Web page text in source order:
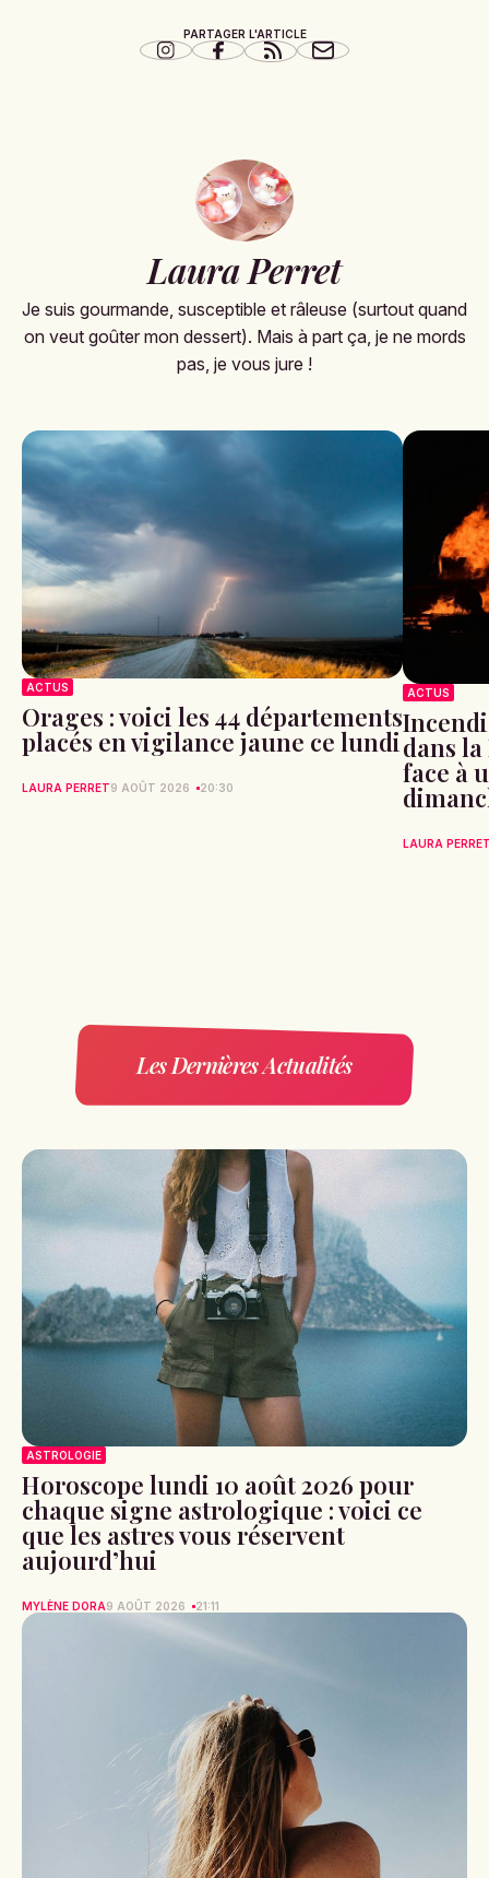
PARTAGER L'ARTICLE
Laura Perret
Je suis gourmande, susceptible et râleuse (surtout quand
on veut goûter mon dessert). Mais à part ça, je ne mords
pas, je vous jure !
ACTUS
Orages : voici les 44 départements
placés en vigilance jaune ce lundi
LAURA PERRET9 AOÛT 2026 20:30
ACTUS
dans
face à
LAURA
Les Dernières Actualités
ASTROLOGIE
Horoscope lundi 10 août 2026 pour
chaque signe astrologique : voici ce
que les astres vous réservent
aujourd’hui
MYLÈNE DORA9 AOÛT 2026 21:11